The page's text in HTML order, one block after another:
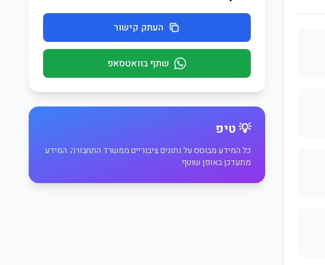
העתק קישור
שתף בוואטסאפ
💡 טיפ
כל המידע מבוסס על נתונים ציבוריים ממשרד התחבורה. המידע
מתעדכן באופן שוטף.